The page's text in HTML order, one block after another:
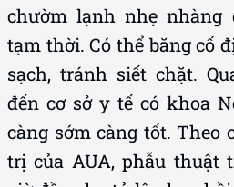
chườm lạnh nhẹ nhàng
tạm thời. Có thể băng cố
sạch, tránh siết chặt.
đến cơ sở y tế có khoa
càng sớm càng tốt. Theo
trị của AUA, phẫu thuật